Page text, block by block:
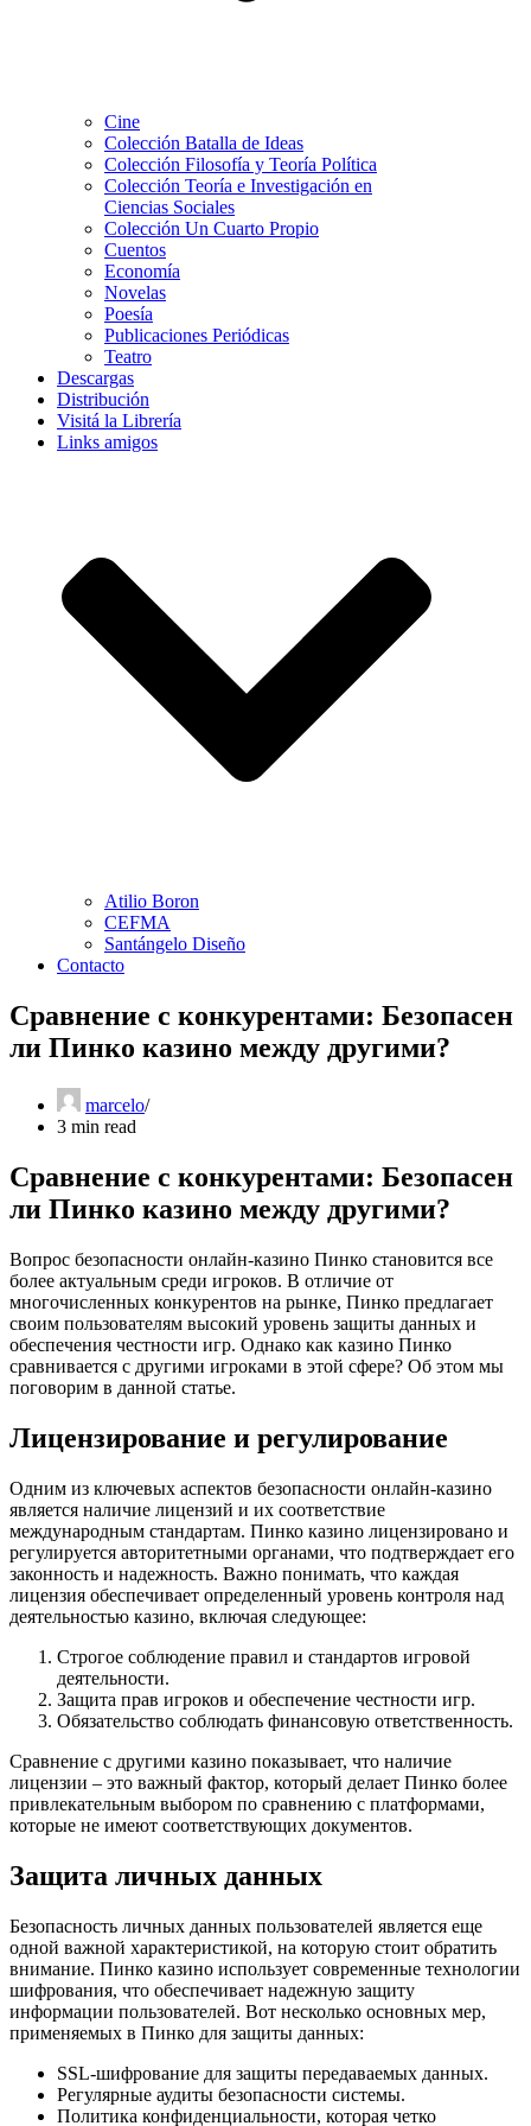
Cine
Colección Batalla de Ideas
Colección Filosofía y Teoría Política
Colección Teoría e Investigación en
Ciencias Sociales
Colección Un Cuarto Propio
Cuentos
Economía
Novelas
Poesía
Publicaciones Periódicas
Teatro
Descargas
Distribución
Visitá la Librería
Links amigos
Atilio Boron
CEFMA
Santángelo Diseño
Contacto
Сравнение с конкурентами: Безопасен
ли Пинко казино между другими?
marcelo
3 min read
Сравнение с конкурентами: Безопасен
ли Пинко казино между другими?
Вопрос безопасности онлайн-казино Пинко становится все
более актуальным среди игроков. В отличие от
многочисленных конкурентов на рынке, Пинко предлагает
своим пользователям высокий уровень защиты данных и
обеспечения честности игр. Однако как казино Пинко
сравнивается с другими игроками в этой сфере? Об этом мы
поговорим в данной статье.
Лицензирование и регулирование
Одним из ключевых аспектов безопасности онлайн-казино
является наличие лицензий и их соответствие
международным стандартам. Пинко казино лицензировано и
регулируется авторитетными органами, что подтверждает его
законность и надежность. Важно понимать, что каждая
лицензия обеспечивает определенный уровень контроля над
деятельностью казино, включая следующее:
Строгое соблюдение правил и стандартов игровой
деятельности.
Защита прав игроков и обеспечение честности игр.
Обязательство соблюдать финансовую ответственность.
Сравнение с другими казино показывает, что наличие
лицензии – это важный фактор, который делает Пинко более
привлекательным выбором по сравнению с платформами,
которые не имеют соответствующих документов.
Защита личных данных
Безопасность личных данных пользователей является еще
одной важной характеристикой, на которую стоит обратить
внимание. Пинко казино использует современные технологии
шифрования, что обеспечивает надежную защиту
информации пользователей. Вот несколько основных мер,
применяемых в Пинко для защиты данных:
SSL-шифрование для защиты передаваемых данных.
Регулярные аудиты безопасности системы.
Политика конфиденциальности, которая четко